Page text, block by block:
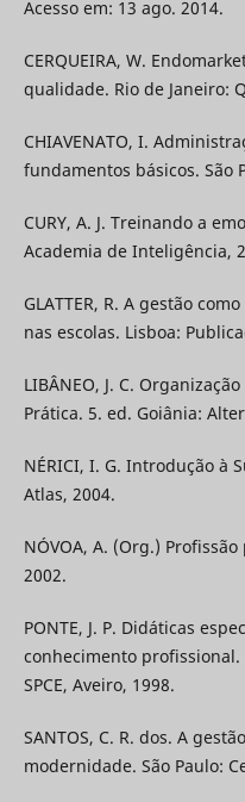
Acesso em: 13 ago. 2014.
CERQUEIRA, W.
qualidade. Rio de Janeiro:
CHIAVENATO, I.
fundamentos básicos. São
CURY, A. J. Treinando a
Academia de Inteligência,
GLATTER, R. A gestão
nas escolas. Lisboa:
LIBÂNEO, J. C.
Prática. 5. ed. Goiânia:
NÉRICI, I. G. Introdução à
Atlas, 2004.
NÓVOA, A. (Org.)
2002.
PONTE, J. P. Didáticas
conhecimento profissional.
SPCE, Aveiro, 1998.
SANTOS, C. R. dos. A
modernidade. São Paulo: